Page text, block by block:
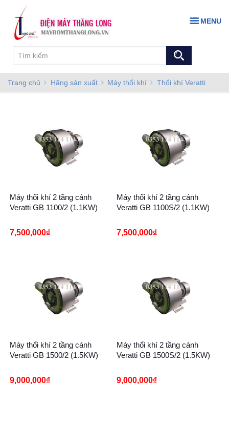
MENU
Trang chủ Hãng sản xuất Máy thổi khí Thổi khí Veratti
Máy thổi khí 2 tầng cánh
Veratti GB 1100/2 (1.1KW)
7,500,000₫
Máy thổi khí 2 tầng cánh
Veratti GB 1100S/2 (1.1KW)
7,500,000₫
Máy thổi khí 2 tầng cánh
Veratti GB 1500/2 (1.5KW)
9,000,000₫
Máy thổi khí 2 tầng cánh
Veratti GB 1500S/2 (1.5KW)
9,000,000₫